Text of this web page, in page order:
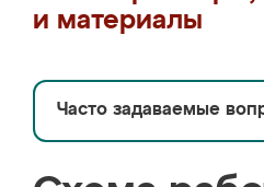
и материалы
Часто задаваемые